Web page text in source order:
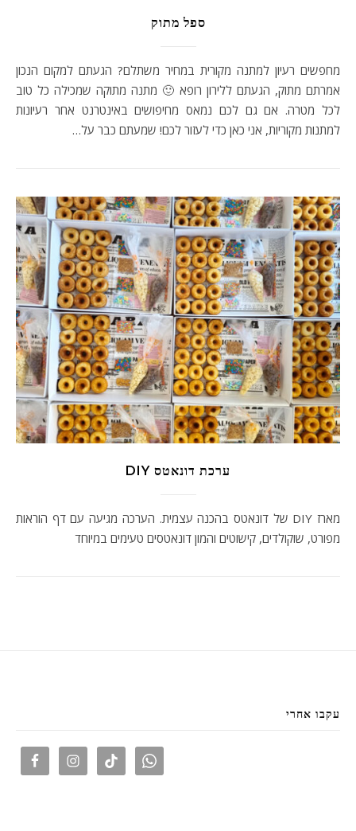
ספל מתוק
מחפשים רעיון למתנה מקורית במחיר משתלם? הגעתם למקום הנכון
אמרתם מתוק, הגעתם ללירון רופא 🙂 מתנה מתוקה שמכילה כל טוב
לכל מטרה. אם גם לכם נמאס מחיפושים באינטרנט אחר רעיונות
למתנות מקוריות, אני כאן כדי לעזור לכם! שמעתם כבר על…
ערכת דונאטס DIY
מארז DIY של דונאטס בהכנה עצמית. הערכה מגיעה עם דף הוראות
מפורט, שוקולדים, קישוטים והמון דונאטסים טעימים במיוחד
עקבו אחרי